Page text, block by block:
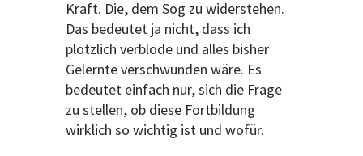
Kraft. Die, dem Sog zu widerstehen.
Das bedeutet ja nicht, dass ich
plötzlich verblöde und alles bisher
Gelernte verschwunden wäre. Es
bedeutet einfach nur, sich die Frage
zu stellen, ob diese Fortbildung
wirklich so wichtig ist und wofür.